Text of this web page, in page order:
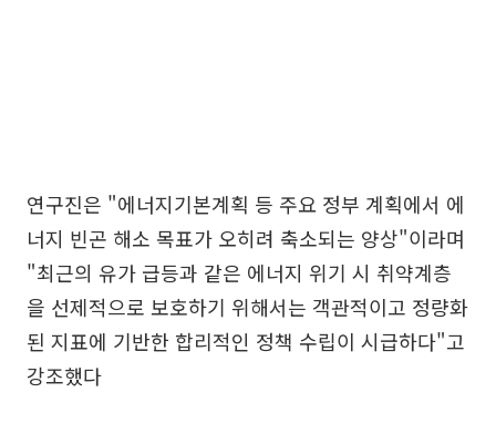
연구진은 "에너지기본계획 등 주요 정부 계획에서 에
너지 빈곤 해소 목표가 오히려 축소되는 양상"이라며
"최근의 유가 급등과 같은 에너지 위기 시 취약계층
을 선제적으로 보호하기 위해서는 객관적이고 정량화
된 지표에 기반한 합리적인 정책 수립이 시급하다"고
강조했다